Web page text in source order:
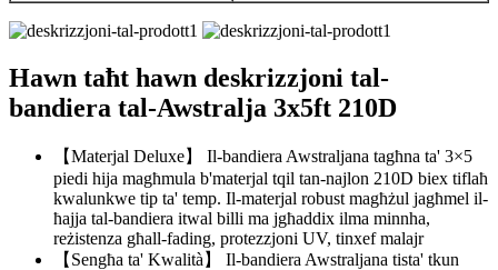
Hawn taħt hawn deskrizzjoni tal-
bandiera tal-Awstralja 3x5ft 210D
【Materjal Deluxe】 Il-bandiera Awstraljana tagħna ta' 3×5
piedi hija magħmula b'materjal tqil tan-najlon 210D biex tiflaħ
kwalunkwe tip ta' temp. Il-materjal robust magħżul jagħmel il-
ħajja tal-bandiera itwal billi ma jgħaddix ilma minnha,
reżistenza għall-fading, protezzjoni UV, tinxef malajr
【Sengħa ta' Kwalità】 Il-bandiera Awstraljana tista' tkun